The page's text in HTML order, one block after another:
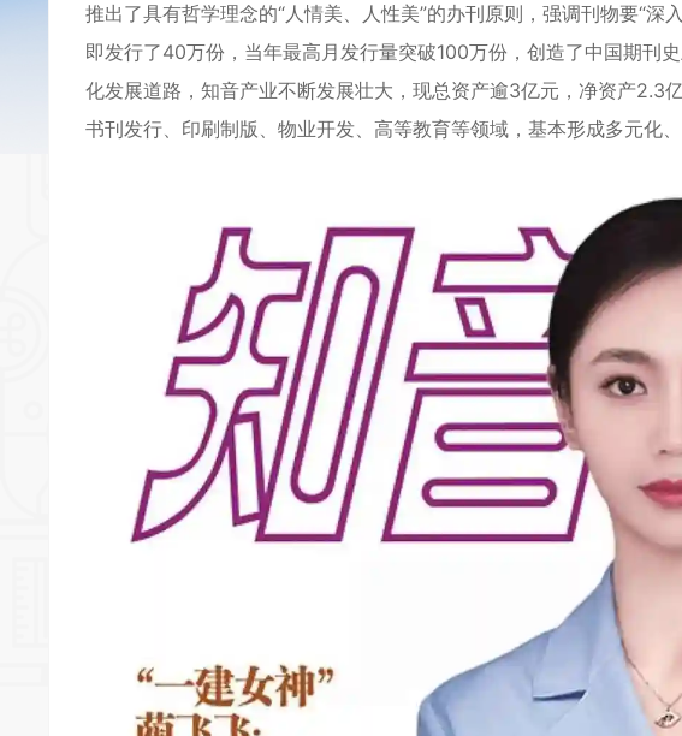
推出了具有哲学理念的“人情美、人性美”的办刊原则，强调刊物要“
即发行了40万份，当年最高月发行量突破100万份，创造了中国期刊
化发展道路，知音产业不断发展壮大，现总资产逾3亿元，净资产2.3
书刊发行、印刷制版、物业开发、高等教育等领域，基本形成多元化、